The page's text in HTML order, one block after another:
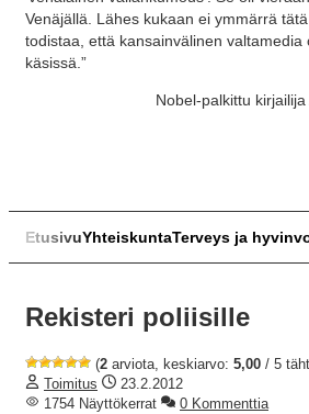
Venäjällä. Lähes kukaan ei ymmärrä
todistaa, että kansainvälinen valtamedia
käsissä.”
Nobel-palkittu
EtusivuYhteiskuntaTerveys ja
Rekisteri poliisille
(2 arviota, keskiarvo: 5,00 / 5
Toimitus
23.2.2012
1754 Näyttökerrat
0 Kommenttia